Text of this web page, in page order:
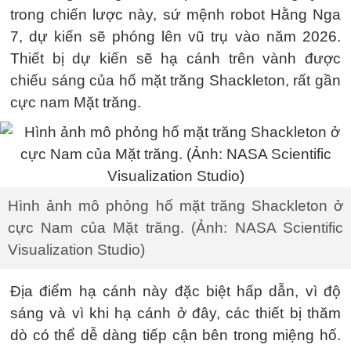
trong chiến lược này, sứ mệnh robot Hằng Nga
7, dự kiến ​​sẽ phóng lên vũ trụ vào năm 2026.
Thiết bị dự kiến sẽ hạ cánh trên vành được
chiếu sáng của hố mặt trăng Shackleton, rất gần
cực nam Mặt trăng.
Hình ảnh mô phỏng hố mặt trăng Shackleton ở
cực Nam của Mặt trăng. (Ảnh: NASA Scientific
Visualization Studio)
Địa điểm hạ cánh này đặc biệt hấp dẫn, vì độ
sáng và vì khi hạ cánh ở đây, các thiết bị thăm
dò có thể dễ dàng tiếp cận bên trong miệng hố.